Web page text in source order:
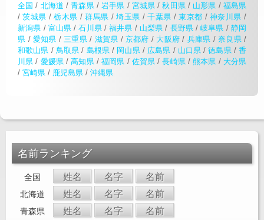
全国 / 北海道 /青森県/ 岩手県 / 宮城県 /秋田県/ 山形県 / 福島県
/茨城県 /栃木県 /群馬県 /埼玉県 /千葉県 /東京都 /神奈川県 /
新潟県 / 富山県 /石川県/福井県 / 山梨県 / 長野県/岐阜県 / 静岡
県 / 愛知県 /三重県 / 滋賀県 / 京都府 / 大阪府 / 兵庫県 / 奈良県/
和歌山県 / 鳥取県 / 島根県/ 岡山県/ 広島県 / 山口県 /徳島県/香
川県 / 愛媛県/高知県/ 福岡県 / 佐賀県 /長崎県/熊本県 / 大分県
/ 宮崎県 / 鹿児島県 / 沖縄県
名前ランキング
全国 姓名 名字 名前
北海道 姓名 名字 名前
青森県 姓名 名字 名前